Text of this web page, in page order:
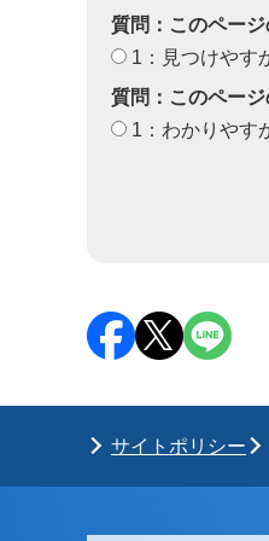
質問：このペー
1：見つけやす
質問：このペー
1：わかりやす
サイトポリシー